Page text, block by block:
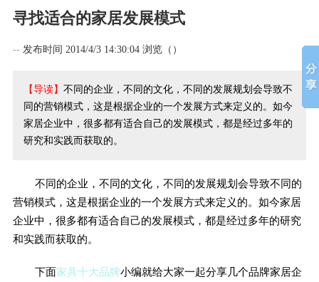
寻找适合的家居发展模式
-- 发布时间 2014/4/3 14:30:04 浏览（ ）
【导读】 不同的企业，不同的文化，不同的发展规划会导致不
同的营销模式，这是根据企业的一个发展方式来定义的。如今
家居企业中，很多都有适合自己的发展模式，都是经过多年的
研究和实践而获取的。
不同的企业，不同的文化，不同的发展规划会导致不同的
营销模式，这是根据企业的一个发展方式来定义的。如今家居
企业中，很多都有适合自己的发展模式，都是经过多年的研究
和实践而获取的。
下面家具十大品牌小编就给大家一起分享几个品牌家居企